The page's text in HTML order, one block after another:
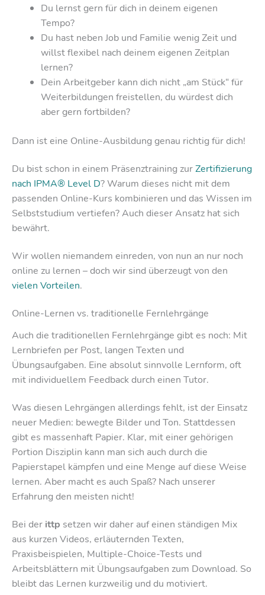
Du lernst gern für dich in deinem eigenen
Tempo?
Du hast neben Job und Familie wenig Zeit und
willst flexibel nach deinem eigenen Zeitplan
lernen?
Dein Arbeitgeber kann dich nicht „am Stück“ für
Weiterbildungen freistellen, du würdest dich
aber gern fortbilden?
Dann ist eine Online-Ausbildung genau richtig für dich!
Du bist schon in einem Präsenztraining zurZertifizierung
nach IPMA® Level D? Warum dieses nicht mit dem
passenden Online-Kurs kombinieren und das Wissen im
Selbststudium vertiefen? Auch dieser Ansatz hat sich
bewährt.
Wir wollen niemandem einreden, von nun an nur noch
online zu lernen – doch wir sind überzeugt von den
vielen Vorteilen.
Online-Lernen vs. traditionelle Fernlehrgänge
Auch die traditionellen Fernlehrgänge gibt es noch: Mit
Lernbriefen per Post, langen Texten und
Übungsaufgaben. Eine absolut sinnvolle Lernform, oft
mit individuellem Feedback durch einen Tutor.
Was diesen Lehrgängen allerdings fehlt, ist der Einsatz
neuer Medien: bewegte Bilder und Ton. Stattdessen
gibt es massenhaft Papier. Klar, mit einer gehörigen
Portion Disziplin kann man sich auch durch die
Papierstapel kämpfen und eine Menge auf diese Weise
lernen. Aber macht es auch Spaß? Nach unserer
Erfahrung den meisten nicht!
Bei der ittp setzen wir daher auf einen ständigen Mix
aus kurzen Videos, erläuternden Texten,
Praxisbeispielen, Multiple-Choice-Tests und
Arbeitsblättern mit Übungsaufgaben zum Download. So
bleibt das Lernen kurzweilig und du motiviert.